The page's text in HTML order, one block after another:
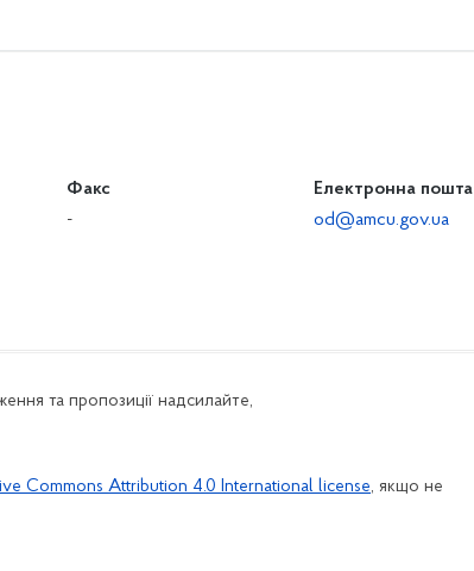
Факс
-
Електронна пошта
od@amcu.gov.ua
та пропозиції надсилайте,
Commons Attribution 4.0 International license, якщо не